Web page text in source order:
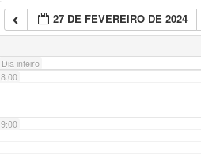
27 DE FEVEREIRO DE 2024
Dia inteiro
7:00
8:00
9:00